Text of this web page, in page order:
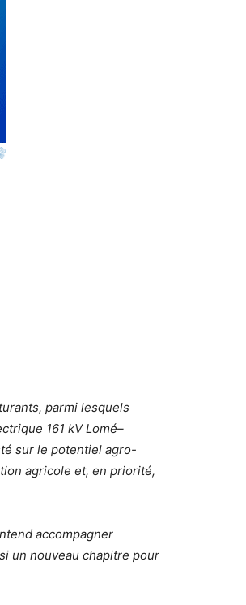
parmi lesquels
161 kV Lomé–
sur le potentiel agro-
agricole et, en priorité,
accompagner
un nouveau chapitre pour